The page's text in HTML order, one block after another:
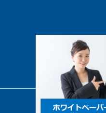
©